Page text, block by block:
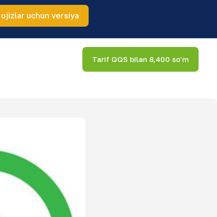
ojizlar uchun versiya
Tarif QQS bilan 8,400 so'm